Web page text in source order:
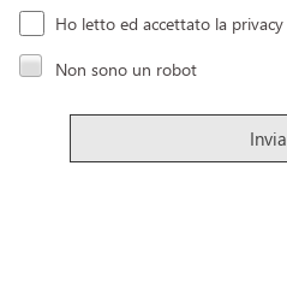
Ho letto ed accettato la privacy
Non sono un robot
Invia